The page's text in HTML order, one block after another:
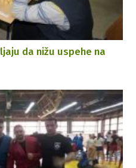
da nižu uspehe na